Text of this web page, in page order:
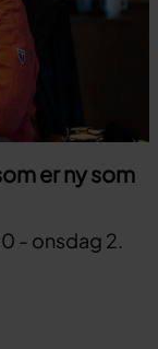
er ny som
- onsdag 2.